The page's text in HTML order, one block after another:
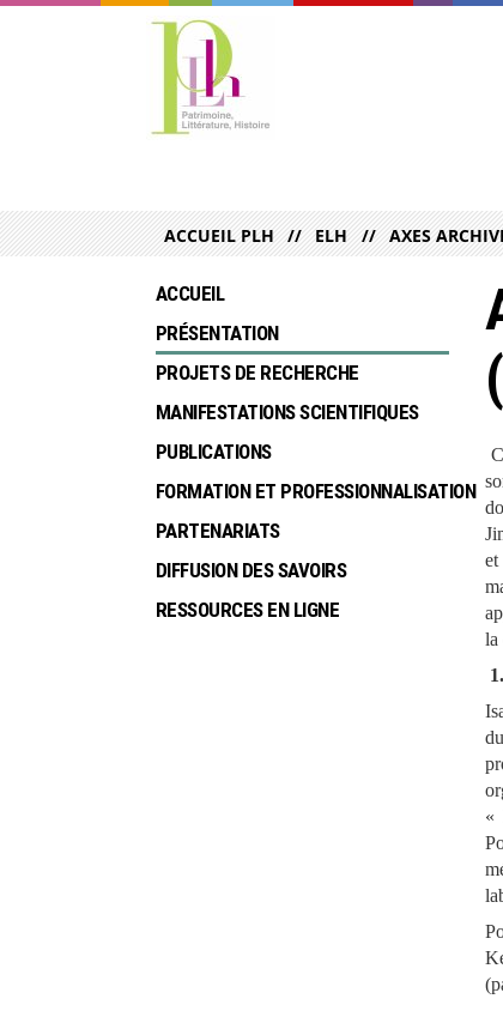
ACCUEIL PLH ELH AXES
la
du
«
ACCUEIL
PRÉSENTATION
PROJETS DE RECHERCHE
MANIFESTATIONS SCIENTIFIQUES
PUBLICATIONS
FORMATION ET PROFESSIONNALISATION
PARTENARIATS
DIFFUSION DES SAVOIRS
RESSOURCES EN LIGNE